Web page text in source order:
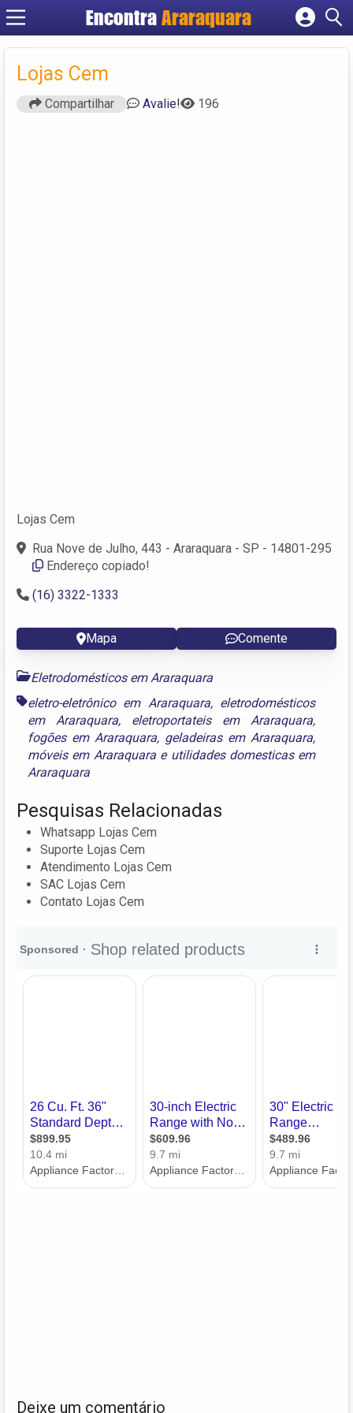
EncontraAraraquara
Cadastrar empresa
Lojas Cem
Compartilhar Avalie! 196
Lojas Cem
Rua Nove de Julho, 443 - Araraquara - SP - 14801-295
Endereço copiado!
(16) 3322-1333
Mapa Comente
Eletrodomésticos em Araraquara
eletro-eletrônico em Araraquara, eletrodomésticos
em Araraquara, eletroportateis em Araraquara,
fogões em Araraquara, geladeiras em Araraquara,
móveis em Araraquarae utilidades domesticas em
Araraquara
Pesquisas Relacionadas
Whatsapp Lojas Cem
Suporte Lojas Cem
Atendimento Lojas Cem
SAC Lojas Cem
Contato Lojas Cem
Deixe um comentário